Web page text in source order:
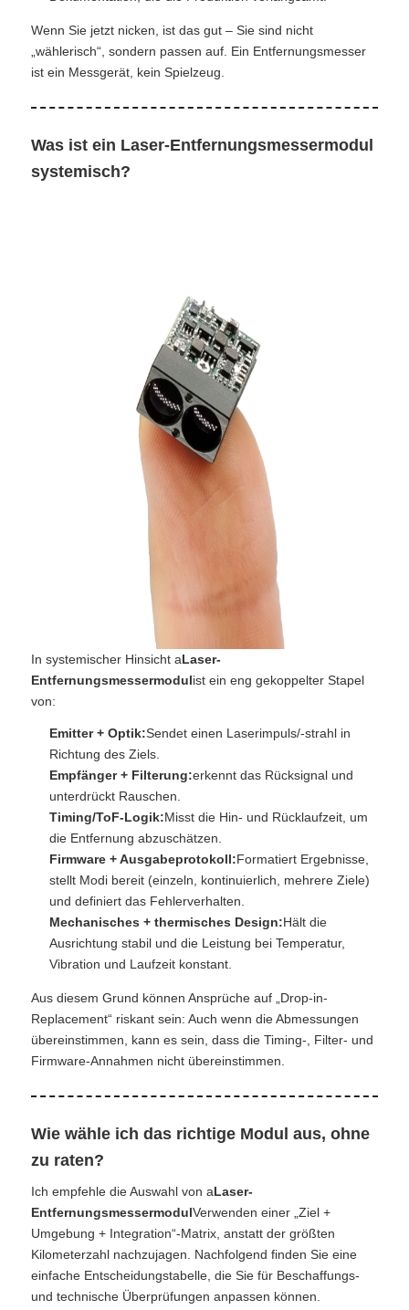
Wenn Sie jetzt nicken, ist das gut – Sie sind nicht
„wählerisch“, sondern passen auf. Ein Entfernungsmesser
ist ein Messgerät, kein Spielzeug.
Was ist ein Laser-Entfernungsmessermodul
systemisch?
In systemischer Hinsicht aLaser-
Entfernungsmessermodulist ein eng gekoppelter Stapel
von:
Emitter + Optik:Sendet einen Laserimpuls/-strahl in
Richtung des Ziels.
Empfänger + Filterung:erkennt das Rücksignal und
unterdrückt Rauschen.
Timing/ToF-Logik:Misst die Hin- und Rücklaufzeit, um
die Entfernung abzuschätzen.
Firmware + Ausgabeprotokoll:Formatiert Ergebnisse,
stellt Modi bereit (einzeln, kontinuierlich, mehrere Ziele)
und definiert das Fehlerverhalten.
Mechanisches + thermisches Design:Hält die
Ausrichtung stabil und die Leistung bei Temperatur,
Vibration und Laufzeit konstant.
Aus diesem Grund können Ansprüche auf „Drop-in-
Replacement“ riskant sein: Auch wenn die Abmessungen
übereinstimmen, kann es sein, dass die Timing-, Filter- und
Firmware-Annahmen nicht übereinstimmen.
Wie wähle ich das richtige Modul aus, ohne
zu raten?
Ich empfehle die Auswahl von aLaser-
EntfernungsmessermodulVerwenden einer „Ziel +
Umgebung + Integration“-Matrix, anstatt der größten
Kilometerzahl nachzujagen. Nachfolgend finden Sie eine
einfache Entscheidungstabelle, die Sie für Beschaffungs-
und technische Überprüfungen anpassen können.